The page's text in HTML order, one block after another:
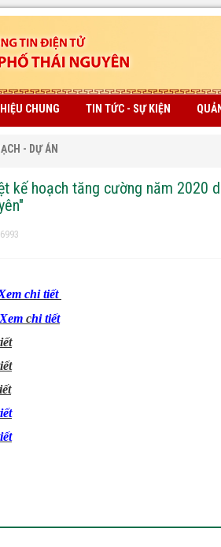
CHUNG TIN TỨC - SỰ KIỆN
- DỰ ÁN
kế hoạch tăng cường năm 2020
6993
chi tiết
Xem chi tiết